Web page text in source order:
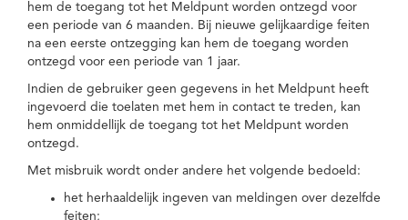
hem de toegang tot het Meldpunt worden ontzegd voor
een periode van 6 maanden. Bij nieuwe gelijkaardige feiten
na een eerste ontzegging kan hem de toegang worden
ontzegd voor een periode van 1 jaar.
Indien de gebruiker geen gegevens in het Meldpunt heeft
ingevoerd die toelaten met hem in contact te treden, kan
hem onmiddellijk de toegang tot het Meldpunt worden
ontzegd.
Met misbruik wordt onder andere het volgende bedoeld:
het herhaaldelijk ingeven van meldingen over dezelfde
feiten;